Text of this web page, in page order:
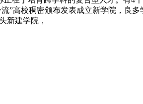
”高校稠密颁布发表成立新学院，良
新建学院，